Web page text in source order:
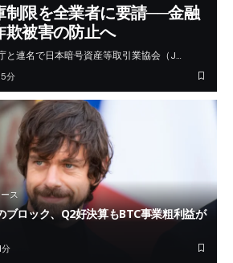
制限を全業者に要請──金融
欺被害の防止へ
と連名で日本暗号資産等取引業協会（J…
分
ス
ブロック、Q2好決算もBTC事業粗利益が